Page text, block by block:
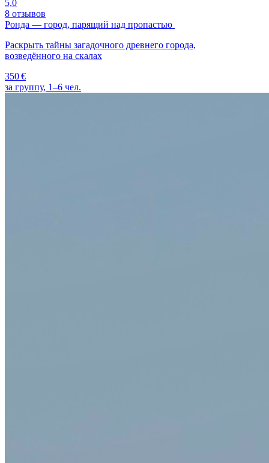
5,0
8 отзывов
Ронда — город, парящий над пропастью
Раскрыть тайны загадочного древнего города,
возведённого на скалах
350 €
за группу, 1–6 чел.